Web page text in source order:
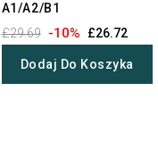
A1/A2/B1
£29.69 -10% £26.72
Dodaj Do Koszyka